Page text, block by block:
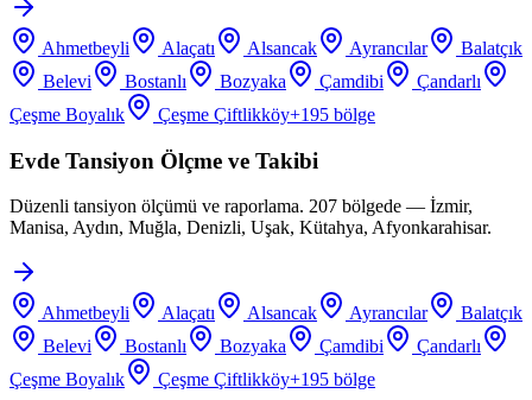
Ahmetbeyli Alaçatı Alsancak Ayrancılar
Balatçık
Belevi
Bostanlı Bozyaka Çamdibi
Çandarlı
Çeşme Boyalık
Çeşme Çiftlikköy+195 bölge
Evde Tansiyon Ölçme ve Takibi
Düzenli tansiyon ölçümü ve raporlama. 207 bölgede — İzmir,
Manisa, Aydın, Muğla, Denizli, Uşak, Kütahya, Afyonkarahisar.
Ahmetbeyli Alaçatı Alsancak Ayrancılar
Balatçık
Belevi
Bostanlı Bozyaka Çamdibi
Çandarlı
Çeşme Boyalık
Çeşme Çiftlikköy+195 bölge